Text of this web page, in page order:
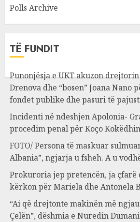
Polls Archive
TË FUNDIT
Punonjësja e UKT akuzon
Drenova dhe “bosen” Joana Nano
fondet publike dhe pasuri të
Incidenti në ndeshjen Apolonia-
procedim penal për Koço
FOTO/ Persona të maskuar
Albania”, ngjarja u fsheh. A u
Prokuroria jep pretencën, ja çfarë
kërkon për Mariela dhe Antonela
“Ai që drejtonte makinën më
Çelën”, dëshmia e Nuredin